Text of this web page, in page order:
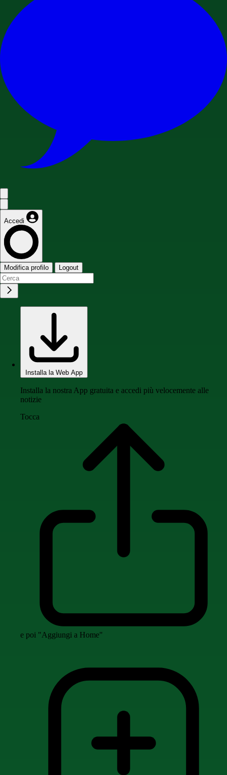
Accedi
Modifica profilo Logout
Installa la Web App
Installa la nostra App gratuita e accedi più velocemente alle
notizie
Tocca
e poi "Aggiungi a Home"